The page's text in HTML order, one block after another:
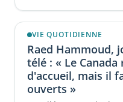
VIE QUOTIDIENNE
Raed Hammoud,
télé : « Le
d'accueil, mais il
ouverts »